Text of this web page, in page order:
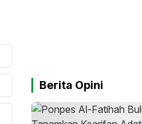
Berita Opini